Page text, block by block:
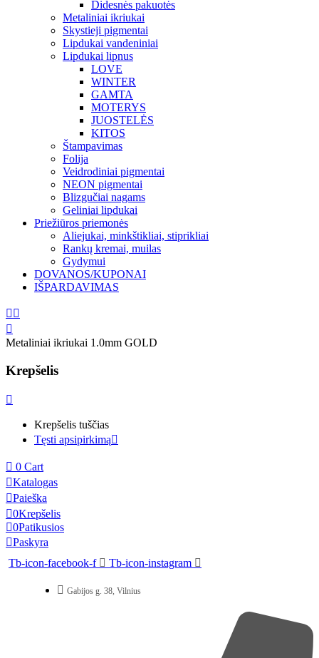
Didesnės pakuotės
Metaliniai ikriukai
Skystieji pigmentai
Lipdukai vandeniniai
Lipdukai lipnus
LOVE
WINTER
GAMTA
MOTERYS
JUOSTELĖS
KITOS
Štampavimas
Folija
Veidrodiniai pigmentai
NEON pigmentai
Blizgučiai nagams
Geliniai lipdukai
Priežiūros priemonės
Aliejukai, minkštikliai, stiprikliai
Rankų kremai, muilas
Gydymui
DOVANOS/KUPONAI
IŠPARDAVIMAS
Metaliniai ikriukai 1.0mm GOLD
Krepšelis
Krepšelis tuščias
Tęsti apsipirkimą
0 Cart
Katalogas
Paieška
0Krepšelis
0Patikusios
Paskyra
Tb-icon-facebook-f
Tb-icon-instagram
Gabijos g. 38, Vilnius